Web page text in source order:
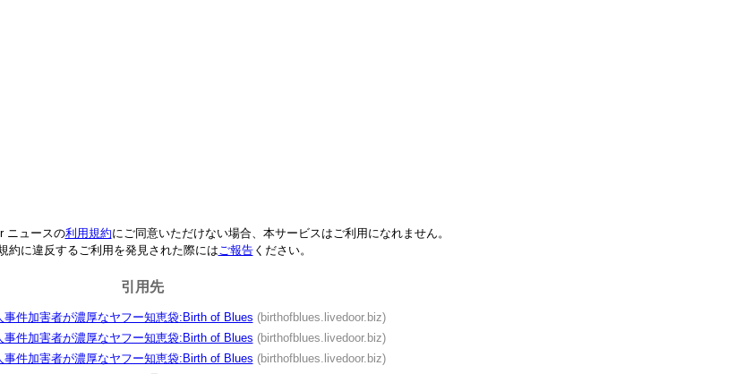
ニュースの利用規約にご同意いただけない場合、本サービスはご利用になれません。
約に違反するご利用を発見された際には ご報告ください。
引用先
事件加害者が濃厚なヤフー知恵袋:Birth of Blues (birthofblues.livedoor.biz)
事件加害者が濃厚なヤフー知恵袋:Birth of Blues (birthofblues.livedoor.biz)
事件加害者が濃厚なヤフー知恵袋:Birth of Blues (birthofblues.livedoor.biz)